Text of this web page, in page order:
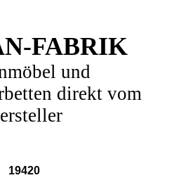
FABRIK
und
direkt vom
19420